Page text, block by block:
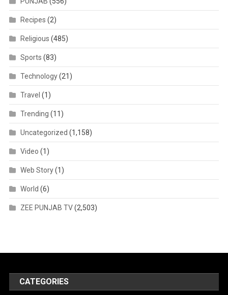
Recipes (2)
Religious (485)
Sports (83)
Technology(21)
Travel (1)
Trending (11)
Uncategorized (1,158)
Video (1)
Web Story(1)
World (6)
ZEE PUNJAB TV(2,503)
CATEGORIES